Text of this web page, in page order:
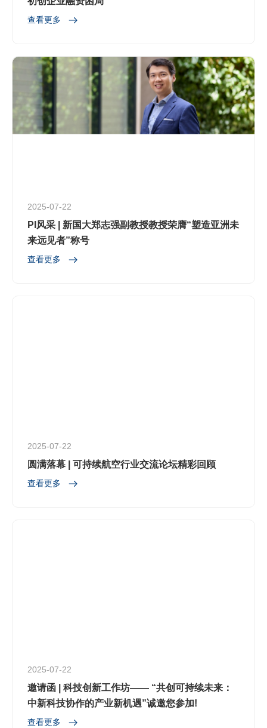
查看更多
2025-07-22
PI风采 | 新国大郑志强副教授教授荣膺“塑造亚洲未
来远见者”称号
查看更多
2025-07-22
圆满落幕 | 可持续航空行业交流论坛精彩回顾
查看更多
2025-07-22
邀请函 | 科技创新工作坊—— “共创可持续未来：
中新科技协作的产业新机遇”诚邀您参加!
查看更多